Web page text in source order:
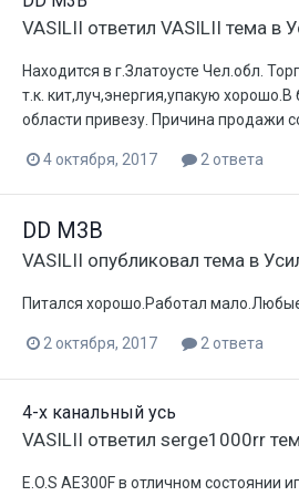
VASILII ответил VASILII тема в
Находится в г.Златоусте Чел.обл.
т.к. кит,луч,энергия,упакую
области привезу. Причина продажи
4 октября, 2017 2 ответа
DD M3B
VASILII опубликовал тема в
Питался хорошо.Работал
2 октября, 2017 2 ответа
4-х канальный усь
VASILII ответил serge1000rr
E.O.S AE300F в отличном состоянии